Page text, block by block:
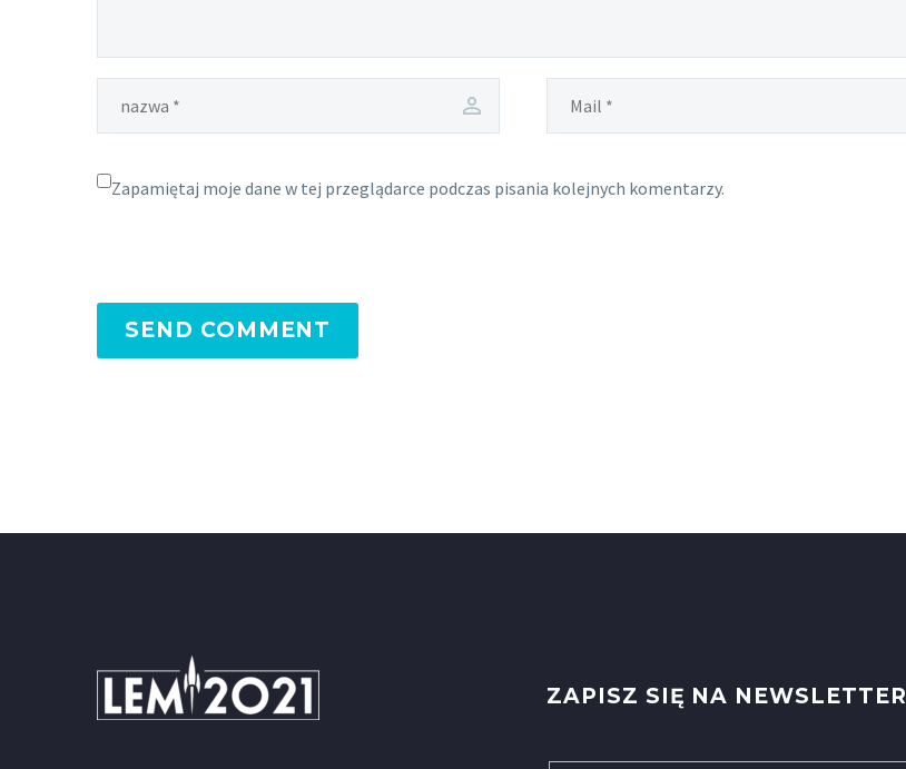
Zapamiętaj moje dane w tej przeglądarce podczas pisania kolejnych komentarzy.
SEND COMMENT
ZAPISZ SIĘ NA NEWSLETTER